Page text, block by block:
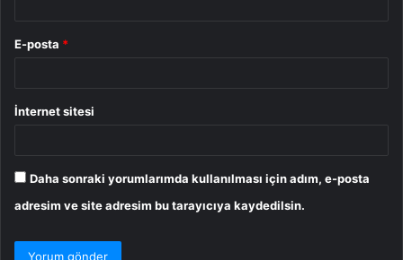
E-posta *
İnternet sitesi
Daha sonraki yorumlarımda kullanılması için adım, e-posta
adresim ve site adresim bu tarayıcıya kaydedilsin.